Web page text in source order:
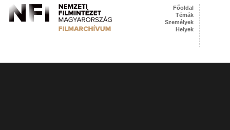
Főoldal
Témák
Személyek
Helyek